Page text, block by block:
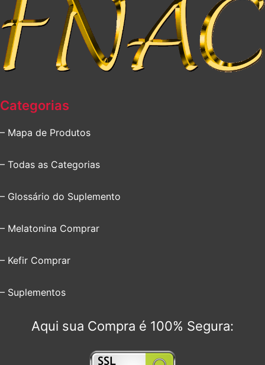
Categorias
– Mapa de Produtos
– Todas as Categorias
– Glossário do Suplemento
– Melatonina Comprar
– Kefir Comprar
– Suplementos
Aqui sua Compra é 100% Segura: